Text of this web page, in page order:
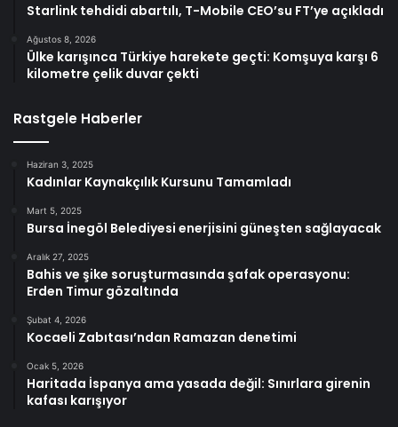
Starlink tehdidi abartılı, T-Mobile CEO’su FT’ye açıkladı
Ağustos 8, 2026
Ülke karışınca Türkiye harekete geçti: Komşuya karşı 6
kilometre çelik duvar çekti
Rastgele Haberler
Haziran 3, 2025
Kadınlar Kaynakçılık Kursunu Tamamladı
Mart 5, 2025
Bursa İnegöl Belediyesi enerjisini güneşten sağlayacak
Aralık 27, 2025
Bahis ve şike soruşturmasında şafak operasyonu:
Erden Timur gözaltında
Şubat 4, 2026
Kocaeli Zabıtası’ndan Ramazan denetimi
Ocak 5, 2026
Haritada İspanya ama yasada değil: Sınırlara girenin
kafası karışıyor